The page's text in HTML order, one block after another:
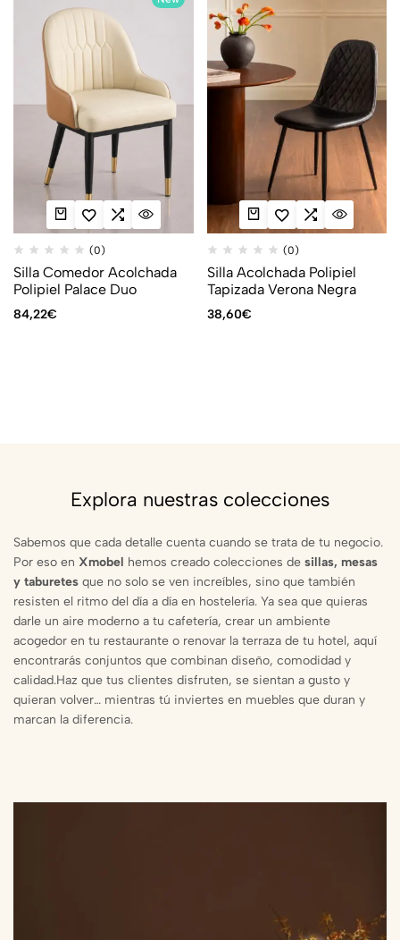
(0)
Silla Comedor Acolchada
Polipiel Palace Duo
84,22€
(0)
Silla Acolchada Polipiel
Tapizada Verona Negra
38,60€
Explora nuestras colecciones
Sabemos que cada detalle cuenta cuando se trata de tu negocio.
Por eso en Xmobel hemos creado colecciones de sillas, mesas
y taburetes que no solo se ven increíbles, sino que también
resisten el ritmo del día a día en hostelería. Ya sea que quieras
darle un aire moderno a tu cafetería, crear un ambiente
acogedor en tu restaurante o renovar la terraza de tu hotel, aquí
encontrarás conjuntos que combinan diseño, comodidad y
calidad.Haz que tus clientes disfruten, se sientan a gusto y
quieran volver… mientras tú inviertes en muebles que duran y
marcan la diferencia.